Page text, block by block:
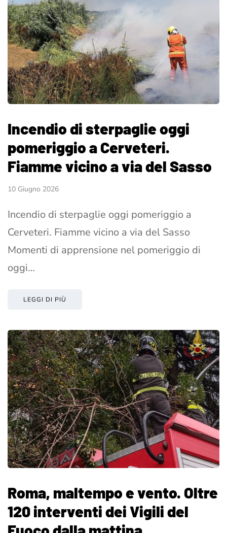
Incendio di sterpaglie oggi
pomeriggio a Cerveteri.
Fiamme vicino a via del Sasso
10 Giugno 2026
Incendio di sterpaglie oggi pomeriggio a
Cerveteri. Fiamme vicino a via del Sasso
Momenti di apprensione nel pomeriggio di
oggi…
LEGGI DI PIÙ
Roma, maltempo e vento. Oltre
120 interventi dei Vigili del